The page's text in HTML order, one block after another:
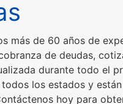
más de 60 años de
de deudas,
durante todo el
los estados y
hoy para